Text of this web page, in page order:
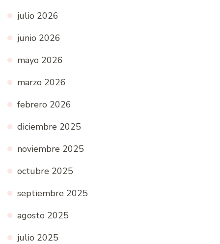
julio 2026
junio 2026
mayo 2026
marzo 2026
febrero 2026
diciembre 2025
noviembre 2025
octubre 2025
septiembre 2025
agosto 2025
julio 2025